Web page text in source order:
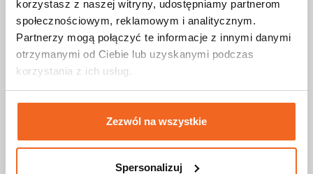
korzystasz z naszej witryny, udostępniamy partnerom
społecznościowym, reklamowym i analitycznym.
Partnerzy mogą połączyć te informacje z innymi danymi
otrzymanymi od Ciebie lub uzyskanymi podczas
korzystania z ich usług.
Zezwól na wszystkie
Spersonalizuj
Anschlüsse
Złącze DMX In
5-pin XLR IP65
Złącze DMX On
5-pin XLR IP65
Złącze zasilania In
Złącze zasilania Out
TrueCON IP65